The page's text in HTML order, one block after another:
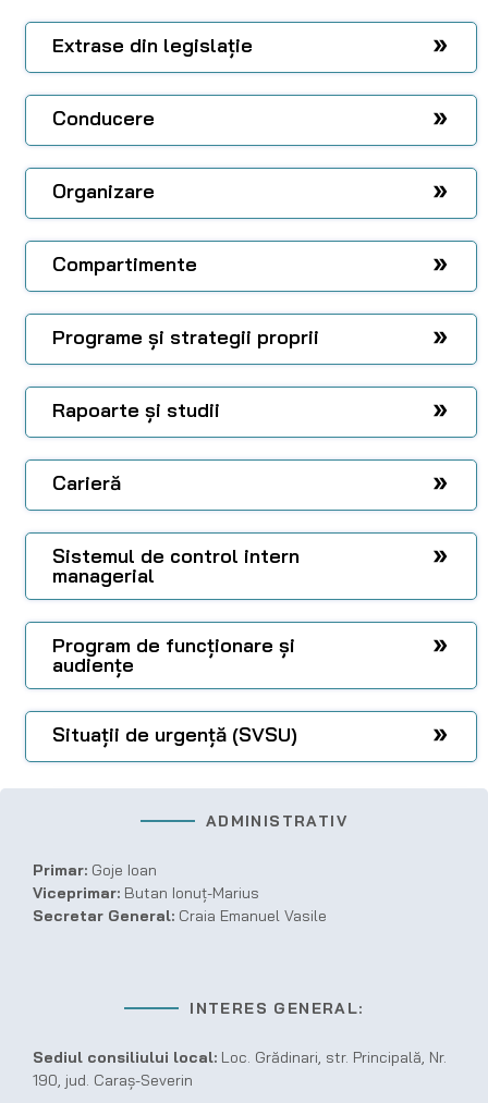
Extrase din legislație
Conducere
Organizare
Compartimente
Programe și strategii proprii
Rapoarte și studii
Carieră
Sistemul de control intern
managerial
Program de funcționare și
audiențe
Situații de urgență (SVSU)
ADMINISTRATIV
Primar: Goje Ioan
Viceprimar: Butan Ionuț-Marius
Secretar General: Craia Emanuel Vasile
INTERES GENERAL:
Sediul consiliului local: Loc. Grădinari, str. Principală, Nr.
190, jud. Caraș-Severin